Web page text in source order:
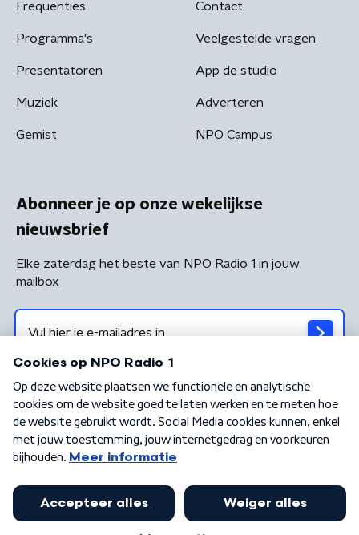
Frequenties
Programma's
Presentatoren
Muziek
Gemist
Contact
Veelgestelde vragen
App de studio
Adverteren
NPO Campus
Abonneer je op onze wekelijkse
nieuwsbrief
Elke zaterdag het beste van NPO Radio 1 in jouw
mailbox
Algemene voorwaarden